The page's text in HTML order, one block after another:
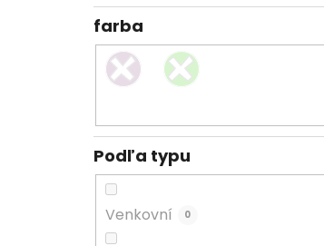
farba
Podľa typu
Venkovní 0